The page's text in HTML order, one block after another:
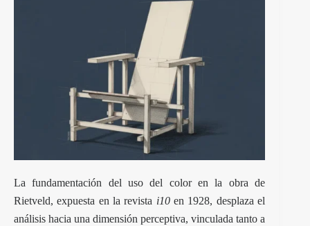
La fundamentación del uso del color en la obra de
Rietveld, expuesta en la revista i10en 1928, desplaza el
análisis hacia una dimensión perceptiva, vinculada tanto a